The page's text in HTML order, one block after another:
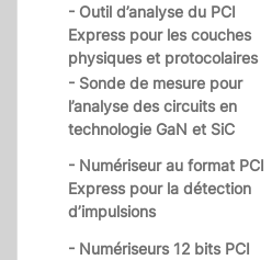
- Outil d’analyse du PCI
Express pour les couches
physiques et protocolaires
- Sonde de mesure pour
l’analyse des circuits en
technologie GaN et SiC
- Numériseur au format PCI
Express pour la détection
d’impulsions
- Numériseurs 12 bits PCI